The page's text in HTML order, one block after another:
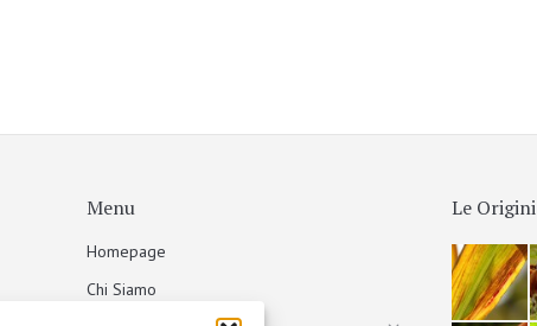
Menu
Homepage
Chi Siamo
Le Origini